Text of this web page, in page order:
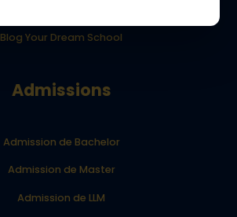
Blog Your Dream School
Admissions
Admission de Bachelor
Admission de Master
Admission de LLM